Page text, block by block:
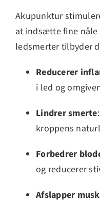
Akupunktur
at indsætte fine nåle
ledsmerter tilbyder
Reducerer
i led og
Lindrer smerte
kroppens
Forbedrer
og reducerer
Afslapper